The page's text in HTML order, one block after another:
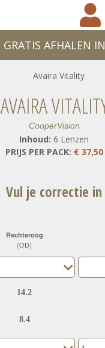
GRATIS AFHALEN
AVAIRA
CooperVision
Inhoud: 6 Lenzen
PRIJS PER PACK: € 37,50
Vul je correctie in
Rechteroog
(OD)